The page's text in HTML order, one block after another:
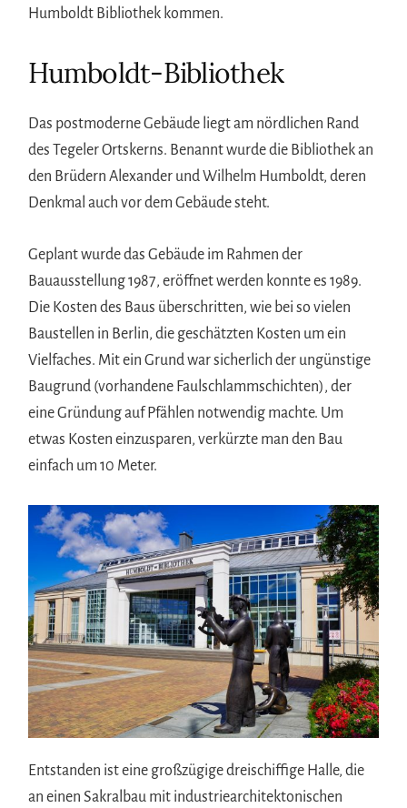
Humboldt Bibliothek kommen.
Humboldt-Bibliothek
Das postmoderne Gebäude liegt am nördlichen Rand
des Tegeler Ortskerns. Benannt wurde die Bibliothek an
den Brüdern Alexander und Wilhelm Humboldt, deren
Denkmal auch vor dem Gebäude steht.
Geplant wurde das Gebäude im Rahmen der
Bauausstellung 1987, eröffnet werden konnte es 1989.
Die Kosten des Baus überschritten, wie bei so vielen
Baustellen in Berlin, die geschätzten Kosten um ein
Vielfaches. Mit ein Grund war sicherlich der ungünstige
Baugrund (vorhandene Faulschlammschichten), der
eine Gründung auf Pfählen notwendig machte. Um
etwas Kosten einzusparen, verkürzte man den Bau
einfach um 10 Meter.
Entstanden ist eine großzügige dreischiffige Halle, die
an einen Sakralbau mit industriearchitektonischen